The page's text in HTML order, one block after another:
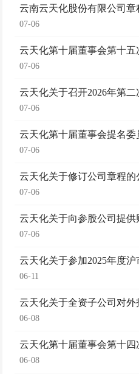
云南云天化股份有限公司章
07-06
云天化第十届董事会第十
07-06
云天化关于召开2026年第
07-06
云天化第十届董事会提名
07-06
云天化关于修订公司章程的
07-06
云天化关于向参股公司提
07-06
云天化关于参加2025年度
06-11
云天化关于全资子公司对外
06-08
云天化第十届董事会第十
06-08